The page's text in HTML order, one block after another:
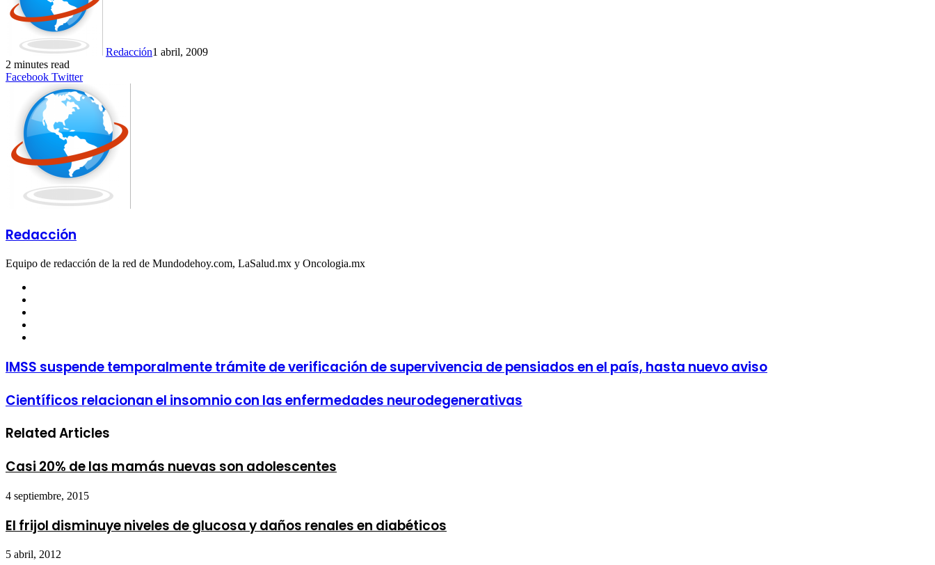
Redacción1 abril, 2009
2 minutes read
Facebook TwitterLinkedIn
Tumblr
Pinterest
Reddit
VKontakte
Share
via
Email
Print
Redacción
Equipo de redacción de la red de Mundodehoy.com, LaSalud.mx y Oncologia.mx
IMSS suspende temporalmente trámite de verificación de supervivencia de pensiados en el país, hasta nuevo aviso
Científicos relacionan el insomnio con las enfermedades neurodegenerativas
Related Articles
Casi 20% de las mamás nuevas son adolescentes
4 septiembre, 2015
El frijol disminuye niveles de glucosa y daños renales en diabéticos
5 abril, 2012